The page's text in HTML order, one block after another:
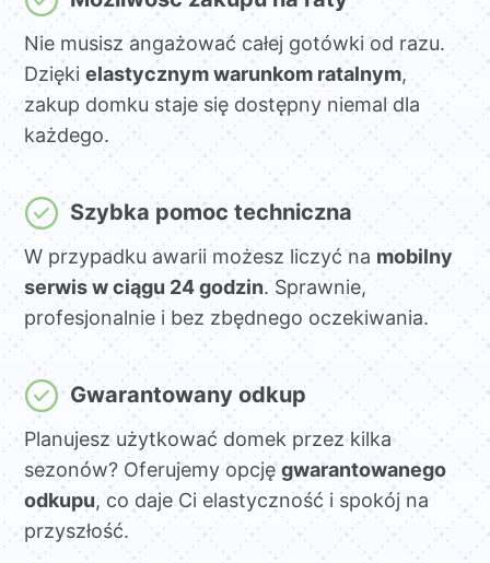
Nie musisz angażować całej gotówki od razu.
Dziękielastycznym warunkom ratalnym,
zakup domku staje się dostępny niemal dla
każdego.
Szybka pomoc techniczna
W przypadku awarii możesz liczyć na mobilny
serwis w ciągu 24 godzin. Sprawnie,
profesjonalnie i bez zbędnego oczekiwania.
Gwarantowany odkup
Planujesz użytkować domek przez kilka
sezonów? Oferujemy opcjęgwarantowanego
odkupu, co daje Ci elastyczność i spokój na
przyszłość.